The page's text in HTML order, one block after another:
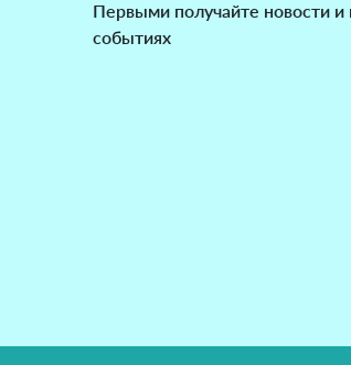
Первыми получайте новости
событиях